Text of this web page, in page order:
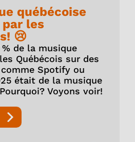
québécoise
les
😢
de la musique
Québécois sur des
Spotify ou
était de la musique
Voyons voir!